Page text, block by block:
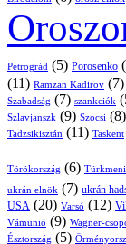
Petrográd (5) Porosenko
(11) Ramzan Kadirov (7)
Szabadság (7) szankciók
Szlavjanszk (9) Szocsi (8)
Tadzsikisztán (11) Taskent
Törökország (6)
ukrán elnök (7) ukrán
USA (20) Varsó (12)
Vámunió (9) Wagner-
Észtország (5)